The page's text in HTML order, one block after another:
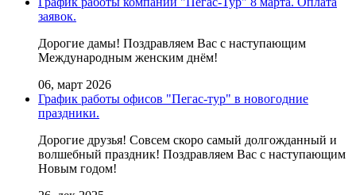
заявок.
Дорогие дамы! Поздравляем Вас с наступающим
Международным женским днём!
06, март 2026
График работы офисов "Пегас-тур" в новогодние
праздники.
Дорогие друзья! Совсем скоро самый долгожданный и
волшебный праздник! Поздравляем Вас с наступающим
Новым годом!